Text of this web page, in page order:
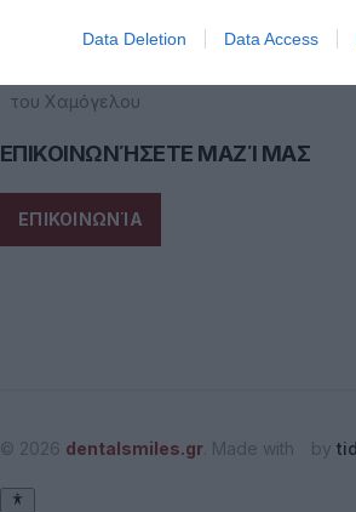
Data Deletion Data Access
του Χαμόγελου
ΕΠΙΚΟΙΝΩΝΉΣΕΤΕ ΜΑΖΊ ΜΑΣ
ΕΠΙΚΟΙΝΩΝΊΑ
© 2026 dentalsmiles.gr . Made with by